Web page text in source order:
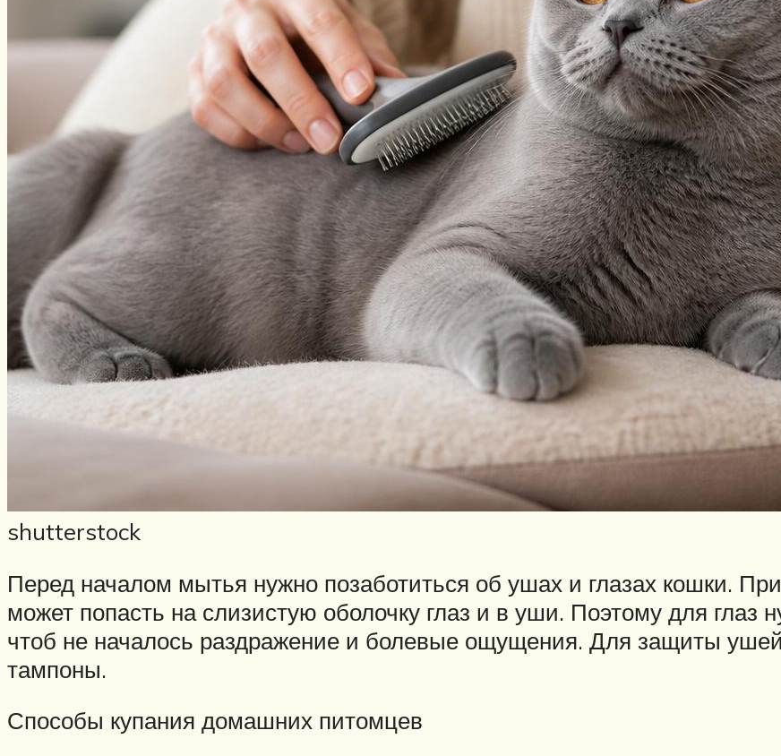
shutterstock
Перед началом мытья нужно позаботиться об ушах и глазах кошки.
может попасть на слизистую оболочку глаз и в уши. Поэтому для глаз
чтоб не началось раздражение и болевые ощущения. Для защиты
тампоны.
Способы купания домашних питомцев